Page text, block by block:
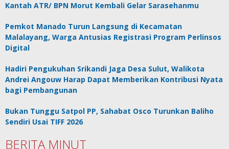
Kantah ATR/ BPN Morut Kembali Gelar Sarasehanmu
Pemkot Manado Turun Langsung di Kecamatan
Malalayang, Warga Antusias Registrasi Program Perlinsos
Digital
Hadiri Pengukuhan Srikandi Jaga Desa Sulut, Walikota
Andrei Angouw Harap Dapat Memberikan Kontribusi Nyata
bagi Pembangunan
Bukan Tunggu Satpol PP, Sahabat Osco Turunkan Baliho
Sendiri Usai TIFF 2026
BERITA MINUT